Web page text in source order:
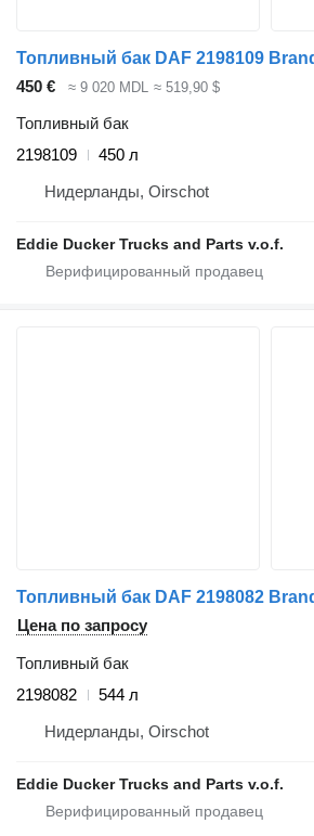
450 € ≈ 9 020 MDL ≈ 519,90 $
Топливный бак
2198109
450 л
Нидерланды, Oirschot
Eddie Ducker Trucks and Parts v.o.f.
Цена по запросу
Топливный бак
2198082
544 л
Нидерланды, Oirschot
Eddie Ducker Trucks and Parts v.o.f.